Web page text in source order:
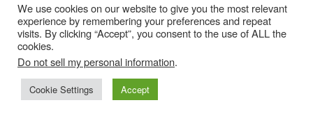
We use cookies on our website to give you the most relevant
experience by remembering your preferences and repeat
visits. By clicking “Accept”, you consent to the use of ALL the
cookies.
Do not sell my personal information.
Cookie Settings Accept